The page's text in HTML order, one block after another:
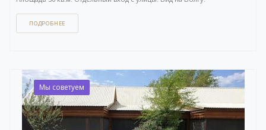
Как забронировать этот вариант?
WhatsApp-чата также расположена в правом нижнем углу нашего
сайта.
ПОДРОБНЕЕ
Мы советуем